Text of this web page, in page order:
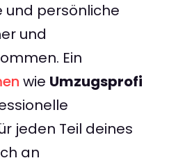
persönliche
und
Ein
wie Umzugsprofi
jeden Teil deines
an